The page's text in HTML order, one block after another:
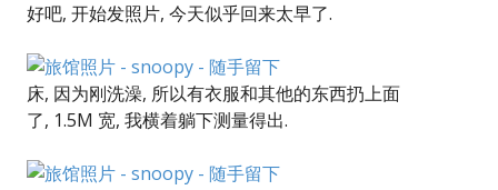
好吧, 开始发照片, 今天似乎回来太早了.
床, 因为刚洗澡, 所以有衣服和其他的东西扔上面
了, 1.5M 宽, 我横着躺下测量得出.